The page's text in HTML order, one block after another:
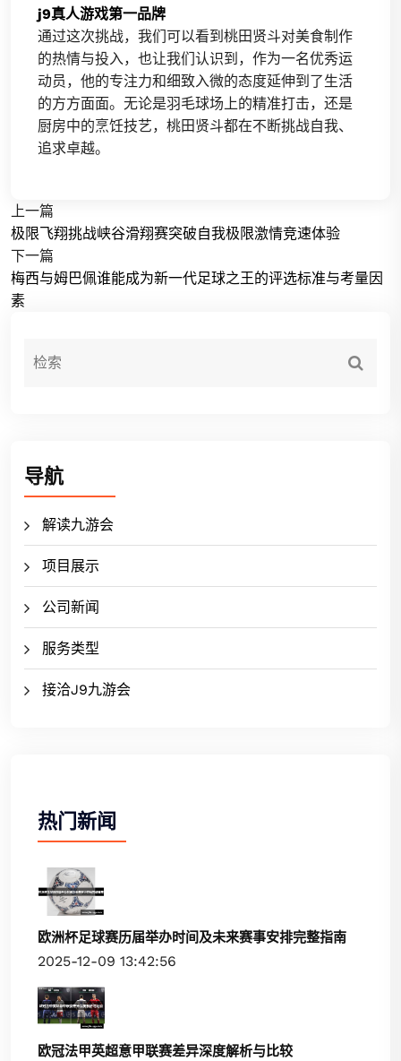
j9真人游戏第一品牌
通过这次挑战，我们可以看到桃田贤斗对美食制作
的热情与投入，也让我们认识到，作为一名优秀运
动员，他的专注力和细致入微的态度延伸到了生活
的方方面面。无论是羽毛球场上的精准打击，还是
厨房中的烹饪技艺，桃田贤斗都在不断挑战自我、
追求卓越。
上一篇
极限飞翔挑战峡谷滑翔赛突破自我极限激情竞速体验
下一篇
梅西与姆巴佩谁能成为新一代足球之王的评选标准与考量因
素
导航
解读九游会
项目展示
公司新闻
服务类型
接洽J9九游会
热门新闻
欧洲杯足球赛历届举办时间及未来赛事安排完整指南
2025-12-09 13:42:56
欧冠法甲英超意甲联赛差异深度解析与比较